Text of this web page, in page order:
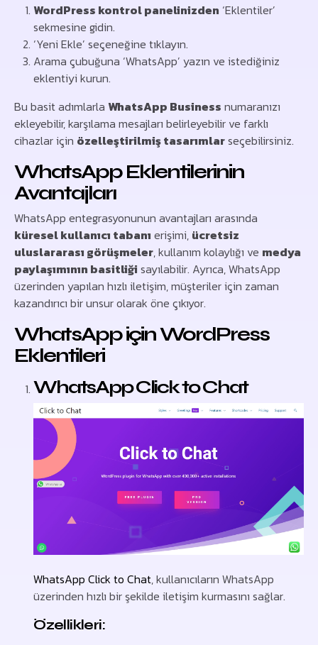
WordPress kontrol panelinizden ‘Eklentiler’
sekmesine gidin.
‘Yeni Ekle’ seçeneğine tıklayın.
Arama çubuğuna ‘WhatsApp’ yazın ve istediğiniz
eklentiyi kurun.
Bu basit adımlarla WhatsApp Business numaranızı
ekleyebilir, karşılama mesajları belirleyebilir ve farklı
cihazlar için özelleştirilmiş tasarımlarseçebilirsiniz.
WhatsApp Eklentilerinin
Avantajları
WhatsApp entegrasyonunun avantajları arasında
küresel kullanıcı tabanı erişimi, ücretsiz
uluslararası görüşmeler, kullanım kolaylığı ve medya
paylaşımının basitliği sayılabilir. Ayrıca, WhatsApp
üzerinden yapılan hızlı iletişim, müşteriler için zaman
kazandırıcı bir unsur olarak öne çıkıyor.
WhatsApp için WordPress
Eklentileri
WhatsApp Click to Chat
WhatsApp Click to Chat, kullanıcıların WhatsApp
üzerinden hızlı bir şekilde iletişim kurmasını sağlar.
Özellikleri: